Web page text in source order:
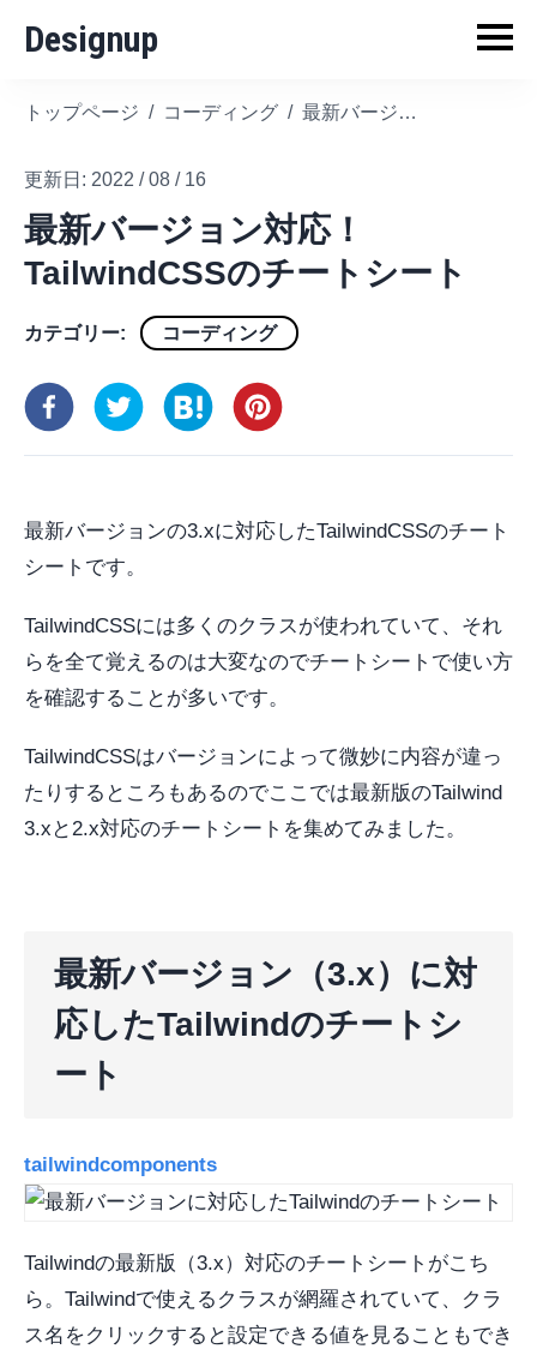
Designup
トップページ / コーディング / 最新バージョン対応！TailwindCSSのチートシート
更新日: 2022 / 08 / 16
最新バージョン対応！
TailwindCSSのチートシート
カテゴリー: コーディング
最新バージョンの3.xに対応したTailwindCSSのチート
シートです。
TailwindCSSには多くのクラスが使われていて、それ
らを全て覚えるのは大変なのでチートシートで使い方
を確認することが多いです。
TailwindCSSはバージョンによって微妙に内容が違っ
たりするところもあるのでここでは最新版のTailwind
3.xと2.x対応のチートシートを集めてみました。
最新バージョン（3.x）に対
応したTailwindのチートシ
ート
tailwindcomponents
Tailwindの最新版（3.x）対応のチートシートがこち
ら。Tailwindで使えるクラスが網羅されていて、クラ
ス名をクリックすると設定できる値を見ることもでき